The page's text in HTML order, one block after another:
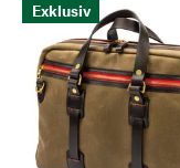
Exklusiv